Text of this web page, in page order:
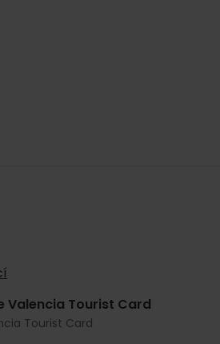
Valencia Tourist Card
Tourist Card